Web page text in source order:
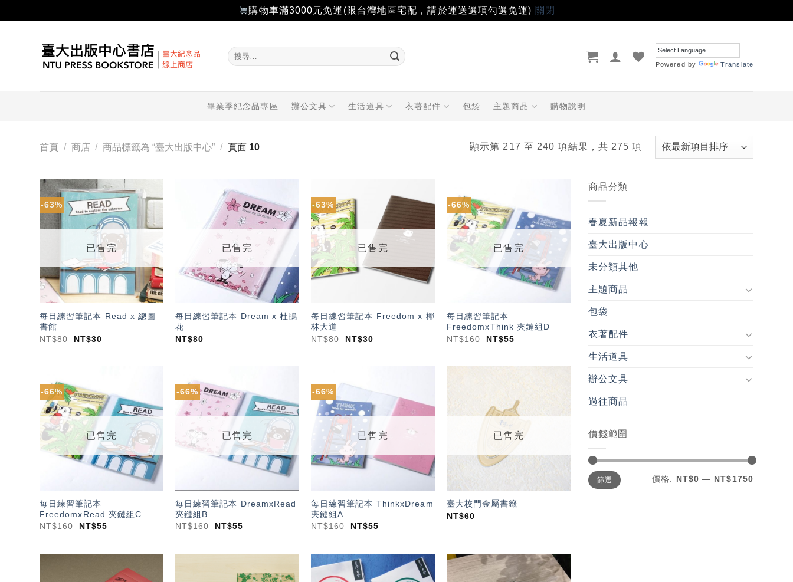
購物車滿3000元免運(限台灣地區宅配，請於運送選項勾選免運) 關閉
搜
尋
Powered by Translate
畢業季紀念品專區 辦公文具 生活道具 衣著配件 包袋 主題商品 購物說明
首頁 / 商店 / 商品標籤為 “臺大出版中心” / 頁面 10 顯示第 217 至 240 項結果，共 275 項
-63%
「願
望輕
已售完
每日練習筆記本 Read x 總圖
書館
NT$80 NT$30
加入
「願
望輕
已售完
每日練習筆記本 Dream x 杜鵑
花
NT$80
-63%
望輕
單」
已售完
每日練習筆記本 Freedom x 椰
林大道
NT$80 NT$30
-66%
「願
望輕
已售完
每日練習筆記本
FreedomxThink 夾鏈組D
NT$160 NT$55
-66%
「願
望輕
單」
已售完
每日練習筆記本
FreedomxRead 夾鏈組C
NT$160 NT$55
-66%
加入
「願
望輕
已售完
每日練習筆記本 DreamxRead
夾鏈組B
NT$160 NT$55
-66%
加入
望輕
已售完
每日練習筆記本 ThinkxDream
夾鏈組A
NT$160 NT$55
望輕
已售完
臺大校門金屬書籤
NT$60
商品分類
春夏新品報報
臺大出版中心
未分類其他
主題商品
包袋
衣著配件
生活道具
辦公文具
過往商品
價錢範圍
最
低
價
最
高
價
篩選 價格: NT$0 — NT$1750